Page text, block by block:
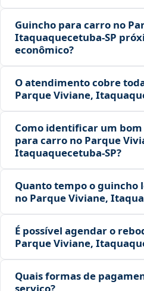
Guincho para carro no
Itaquaquecetuba‑SP
econômico?
O atendimento cobre
Parque Viviane,
Como identificar um
para carro no Parque
Itaquaquecetuba‑SP?
Quanto tempo o guincho
no Parque Viviane,
É possível agendar o
Parque Viviane,
Quais formas de